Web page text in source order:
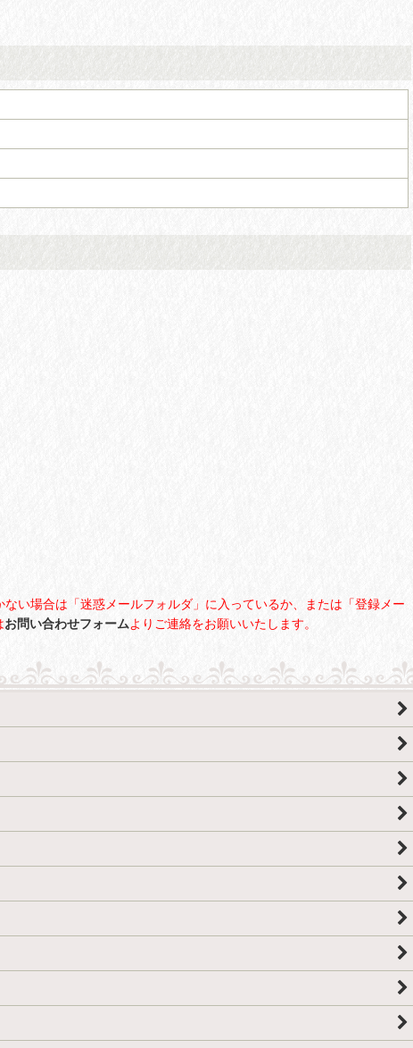
い場合は「迷惑メールフォルダ」に入っているか、または「登録メー
お問い合わせフォームよりご連絡をお願いいたします。